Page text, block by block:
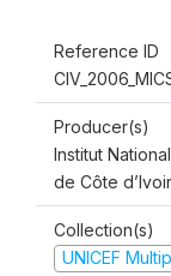
Reference ID
Producer(s)
Institut
de Côte
Collection(s)
UNICEF